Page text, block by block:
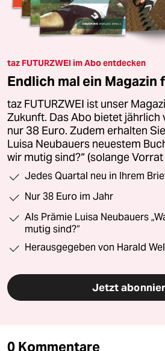
taz FUTURZWEI im Abo entdecken
Endlich mal ein Magazin
taz FUTURZWEI ist unser
Zukunft. Das Abo bietet jährlich
nur 38 Euro. Zudem erhalten
Luisa Neubauers neuestem
wir mutig sind?“ (solange
Jedes Quartal neu in Ihrem
Nur 38 Euro im Jahr
Als Prämie Luisa Neubauers
mutig sind?“
Herausgegeben von Harald
Jetzt
0 Kommentare